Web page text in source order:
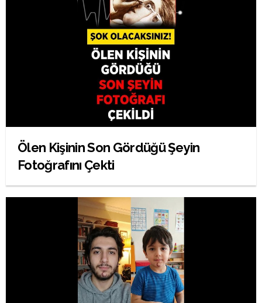
Ölen Kişinin Son Gördüğü Şeyin
Fotoğrafını Çekti